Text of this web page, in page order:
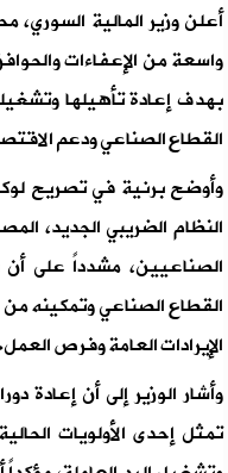
أعلن وزير المالية
واسعة من الإعفاءات
بهدف إعادة تأهيلها
القطاع الصناعي ودعم
وأوضح برنية في تصريح
النظام الضريبي الجديد،
الصناعيين، مشدداً على
القطاع الصناعي وتمكينه من
الإيرادات العامة وفرص العمل.
وأشار الوزير إلى أن إعادة
تمثل إحدى الأولويات